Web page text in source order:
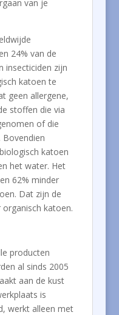
van je
24% van de
insecticiden zijn
katoen te
geen allergene,
stoffen die via
of die
Bovendien
katoen
het water. Het
62% minder
Dat zijn de
katoen.
producten
al sinds 2005
aan de kust
is
werkt alleen met